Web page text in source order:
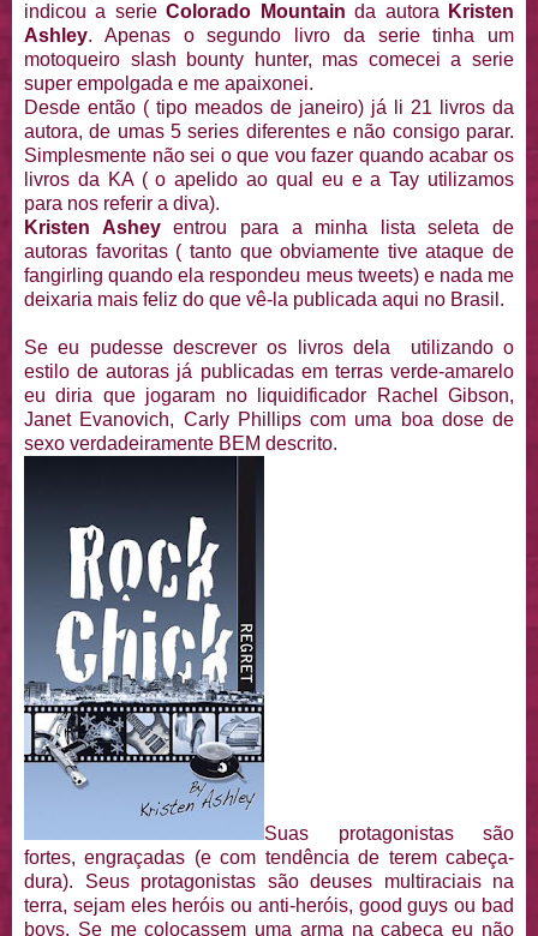
indicou a serieColorado Mountain da autora
Kristen
Ashley. Apenas o segundo livro da serie tinha um
motoqueiro slash bounty hunter, mas comecei a serie
super empolgada e me apaixonei.
Desde então ( tipo meados de janeiro) já li 21 livros da
autora, de umas 5 series diferentes e não consigo parar.
Simplesmente não sei o que vou fazer quando acabar os
livros da KA ( o apelido ao qual eu e a Tay utilizamos
para nos referir a diva).
Kristen Asheyentrou para a minha lista seleta de
autoras favoritas ( tanto que obviamente tive ataque de
fangirling quando ela respondeu meus tweets) e nada me
deixaria mais feliz do que vê-la publicada aqui no Brasil.
Se eu pudesse descrever os livros dela utilizando o
estilo de autoras já publicadas em terras verde-amarelo
eu diria que jogaram no liquidificador Rachel Gibson,
Janet Evanovich, Carly Phillips com uma boa dose de
sexo verdadeiramente BEM descrito.
Suas protagonistas são
fortes, engraçadas (e com tendência de terem cabeça-
dura). Seus protagonistas são deuses multiraciais na
terra, sejam eles heróis ou anti-heróis, good guys ou bad
boys. Se me colocassem uma arma na cabeça eu não